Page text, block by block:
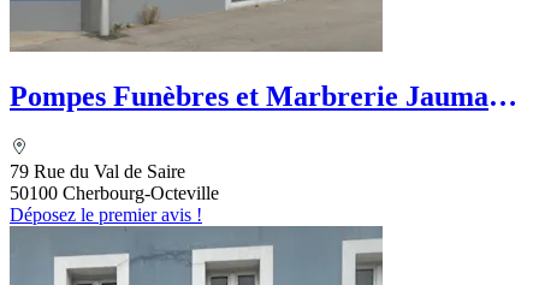
Pompes Funèbres et Marbrerie Jaumaux-
79 Rue du Val de Saire
50100 Cherbourg-Octeville
Déposez le premier avis !